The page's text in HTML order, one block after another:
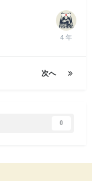
次へ
0